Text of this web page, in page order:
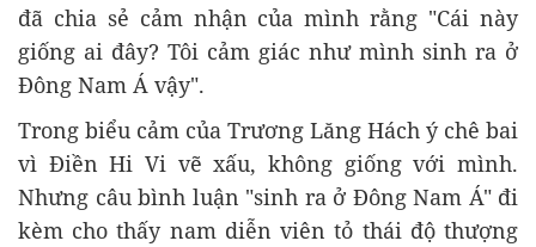
đã chia sẻ cảm nhận của mình rằng "Cái này
giống ai đây? Tôi cảm giác như mình sinh ra ở
Đông Nam Á vậy".
Trong biểu cảm của Trương Lăng Hách ý chê bai
vì Điền Hi Vi vẽ xấu, không giống với mình.
Nhưng câu bình luận "sinh ra ở Đông Nam Á" đi
kèm cho thấy nam diễn viên tỏ thái độ thượng